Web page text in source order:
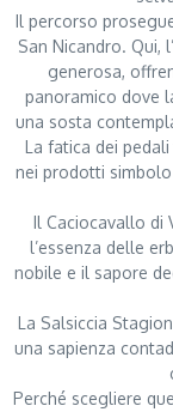
Il percorso
San Nicandro. Qui,
generosa,
panoramico dove
una sosta
La fatica dei
nei prodotti
Il Caciocavallo di
l’essenza delle
nobile e il sapore
La Salsiccia
una sapienza
Perché scegliere